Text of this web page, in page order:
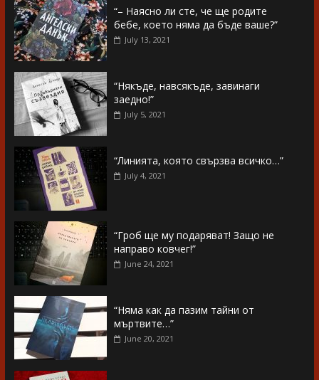
“– Наясно ли сте, че ще родите
бебе, което няма да бъде ваше?”
July 13, 2021
“Някъде, навсякъде, завинаги
заедно!”
July 5, 2021
“Линията, която свързва всичко…”
July 4, 2021
“Гроб ще му подаряват! Защо не
направо ковчег!”
June 24, 2021
“Няма как да пазим тайни от
мъртвите…”
June 20, 2021